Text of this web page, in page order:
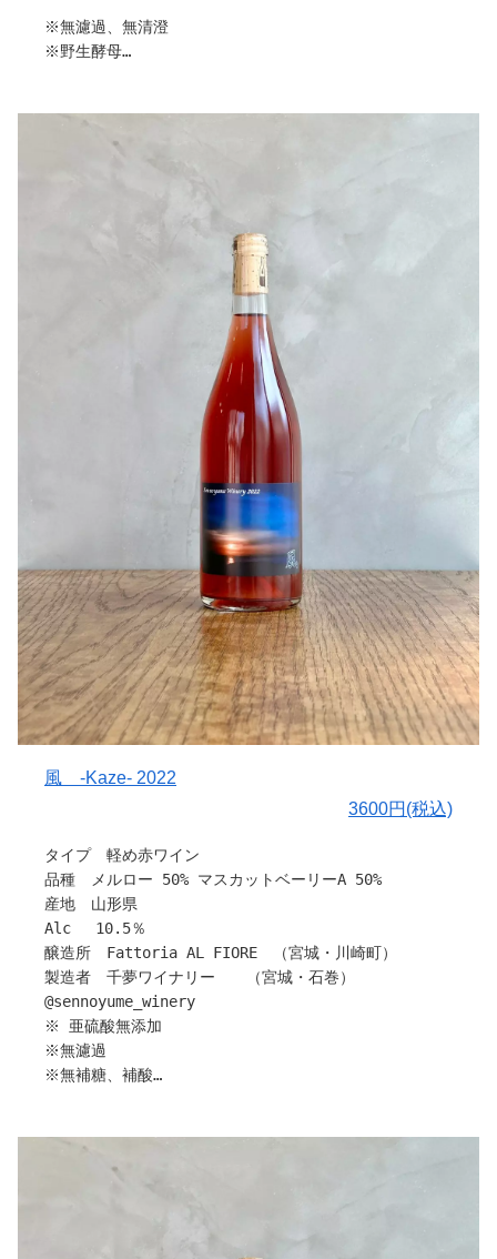
〇皆様へメッセージ
ンゴリらっぱさんのシードルも、ぜひお手にとってみてく
ださいね。
新しい仲間と楽しみが増えたことに乾杯！
・味わいは りんご/ハーブ/洋梨/金柑
・シーンは 家飲み外飲み問わず、暑い日にキンキンに冷
・グラスは フルート/キャンティグラス/ガラスコップ
・お料理は どんなお料理にも合いますが、みなさまが集
まるパーティーの乾杯ワインとして
・飲み頃は 今～2024 年
・飲みきり 抜栓当日から翌日
※上記はリリース時点での一例です。皆様の想像を膨らま
せながら、思い思いに楽しんでいただければ幸いです！
引用：Fattoria AL FIORE
※無濾過、無清澄
※野生酵母
※生産本数656本
亡き意思を継いだ特別なオレンジワイン「LAND2021」の
にごりまじりの濃い橙色。シュワっと爽快な微発泡！
醸し由来の酵母感とボタニカル香が広がり、果実の旨味が
飲み始めの印象はカチッと硬さがありますが、徐々に空気
に触れほどけていくようなイメージです。
甘やかな香りとアプリコットのような味わい。まろやかに
変化していきます(^^)
最初はやはり冷やし目で、少し温度をあげ果実味を楽しん
作り手さんから
〇この『LAND2021』について
2021 年２月 15 日、安藤 陸くんを偲ぶ会で、一部のみ
なさまにお渡したこのワインは、
安藤 陸が 2021 年３月に、Fattoria AL FIORE を卒業
して、海外でさらなる経験値を積むため、一つのステップ
として、彼自身だけの手で仕込んだ特別な cuvée でし
しかしながら、不幸にも突然の病により、年末に倒れ、
も明るくいろんな 人に話していたことが、つい昨日のこ
とのようで、本当に残念でなりません。
しかしながら、安藤 陸の身体から魂は抜けてしまいまし
たが、どこかできっと、いつものように、笑っていて、私
たちを見守ってくれながら、また生まれ変わって、どこか
で会えることを信じています。
今までも、そしてこれからも変わらず、アルフィオーレス
タッフの一員として、陸くんの LANDは、毎年、私目黒が
仕込み続けていきます。
テクニカルについては、毎年私なりにぶどうと陸くんとの
た造りにしております。
Winemaker _ Riku Ando supported by Hirotaka
風 -Kaze- 2022
3600円(税込)
タイプ 軽め赤ワイン
品種 メルロー 50% マスカットベーリーA 50%
産地 山形県
Alc 10.5％
醸造所 Fattoria AL FIORE （宮城・川崎町）
製造者 千夢ワイナリー （宮城・石巻）
@sennoyume_winery
※ 亜硫酸無添加
※無濾過
※無補糖、補酸
マスカットベリーAのキャンディー香は控えめで、メルロ
ーの青い印象とくっきりした酸味を感じる事が出来ます。